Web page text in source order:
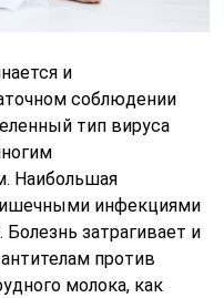
и
соблюдении
тип вируса
Наибольшая
инфекциями
затрагивает и
против
молока, как